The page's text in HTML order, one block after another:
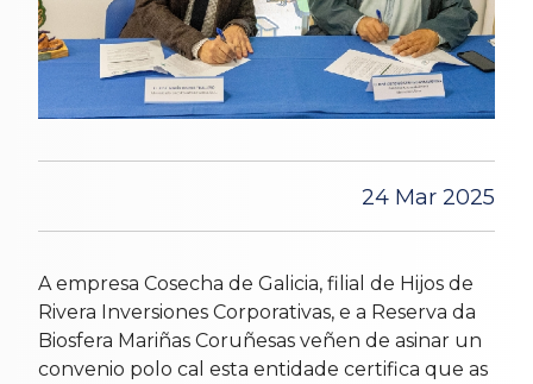
24 Mar 2025
A empresa Cosecha de Galicia, filial de Hijos de
Rivera Inversiones Corporativas, e a Reserva da
Biosfera Mariñas Coruñesas veñen de asinar un
convenio polo cal esta entidade certifica que as